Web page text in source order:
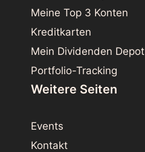
Meine Top 3 Konten
Kreditkarten
Mein Dividenden Depot
Portfolio-Tracking
Weitere Seiten
Events
Kontakt